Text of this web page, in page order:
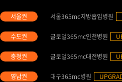
서울365mc지방흡입병원
글로벌365mc인천병원
글로벌365mc대전병원
대구365mc병원